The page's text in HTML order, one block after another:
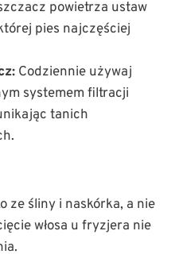
powietrza ustaw
pies najczęściej
Codziennie używaj
systemem filtracji
tanich
ze śliny i naskórka, a nie
włosa u fryzjera nie